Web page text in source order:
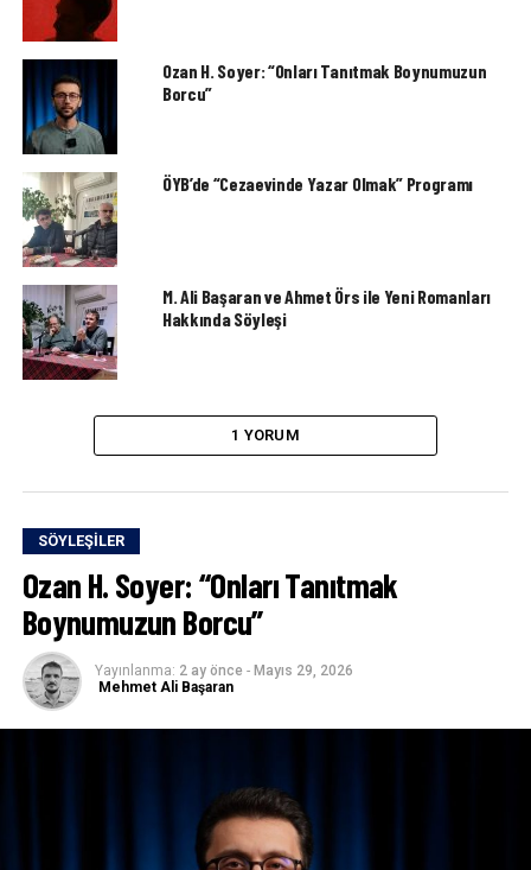
Ozan H. Soyer: “Onları Tanıtmak Boynumuzun
Borcu”
ÖYB’de “Cezaevinde Yazar Olmak” Programı
M. Ali Başaran ve Ahmet Örs ile Yeni Romanları
Hakkında Söyleşi
1 YORUM
SÖYLEŞILER
Ozan H. Soyer: “Onları Tanıtmak
Boynumuzun Borcu”
Yayınlanma: 2 ay önce - Mayıs 29, 2026
Mehmet Ali Başaran